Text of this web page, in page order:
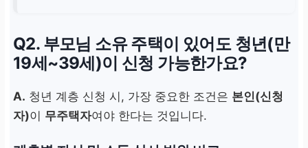
Q2. 부모님 소유 주택이 있어도 청년(만
19세~39세)이 신청 가능한가요?
A. 청년 계층 신청 시, 가장 중요한 조건은 본인(신청
자)이 무주택자여야 한다는 것입니다.